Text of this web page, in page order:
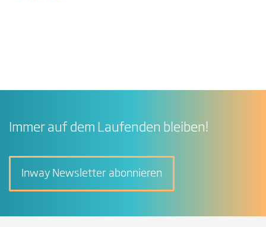
Immer auf dem Laufenden bleiben!
Inway Newsletter abonnieren